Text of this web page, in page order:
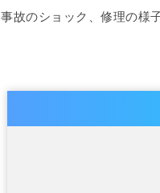
事故のショック、修理の様